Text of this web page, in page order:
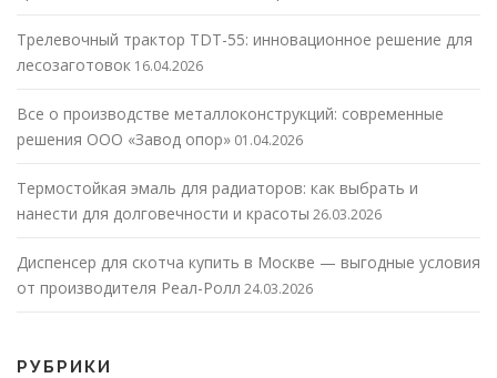
Трелевочный трактор TDT-55: инновационное решение для
лесозаготовок 16.04.2026
Все о производстве металлоконструкций: современные
решения ООО «Завод опор» 01.04.2026
Термостойкая эмаль для радиаторов: как выбрать и
нанести для долговечности и красоты 26.03.2026
Диспенсер для скотча купить в Москве — выгодные условия
от производителя Реал-Ролл 24.03.2026
РУБРИКИ